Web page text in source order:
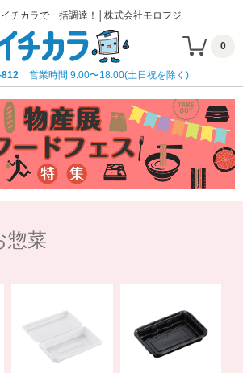
チカラで一括調達！│株式会社モロフジ
0
営業時間 9:00〜18:00(土日祝を除く)
惣菜